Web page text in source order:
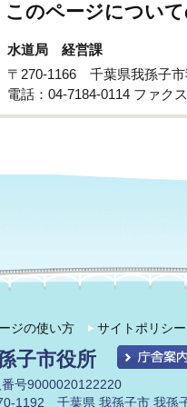
このページについ
水道局 経営課
〒270-1166 千葉県我孫子市
電話：04-7184-0114 ファク
ジの使い方 サイトポリシー
子市役所
号9000020122220
1192 千葉県 我孫子市 我孫